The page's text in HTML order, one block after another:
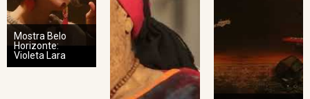
Mostra Belo
Horizonte:
Violeta Lara